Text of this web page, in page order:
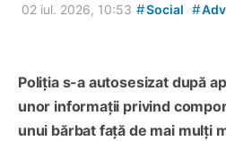
02 iul. 2026, 10:53 #Social #
Poliția s-a autosesizat după
unor informații privind
unui bărbat față de mai mulți